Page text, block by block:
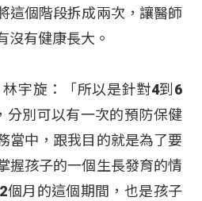
這個階段拆成兩次，讓醫師
沒有健康長大。
宇旋：「所以是針對4到6
分別可以有一次的預防保健
當中，跟我目的就是為了要
握孩子的一個生長發育的情
個月的這個期間，也是孩子